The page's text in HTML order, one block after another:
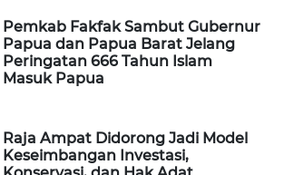
Pemkab Fakfak Sambut Gubernur
Papua dan Papua Barat Jelang
Peringatan 666 Tahun Islam
Masuk Papua
Raja Ampat Didorong Jadi Model
Keseimbangan Investasi,